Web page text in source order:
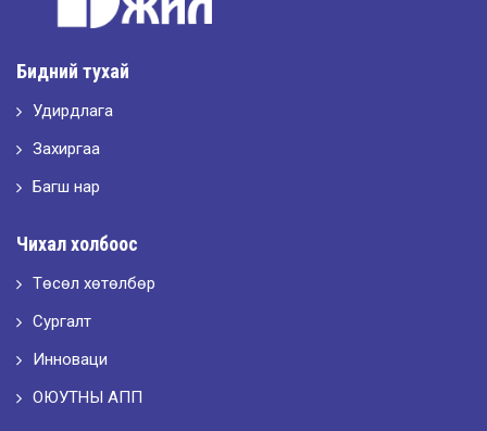
“ХҮСЛЭН 2026” хувцас загварын улсын уралдаан,
Бидний тухай
Удирдлага
Захиргаа
Багш нар
Чихал холбоос
Төсөл хөтөлбөр
Сургалт
Инноваци
ОЮУТНЫ АПП